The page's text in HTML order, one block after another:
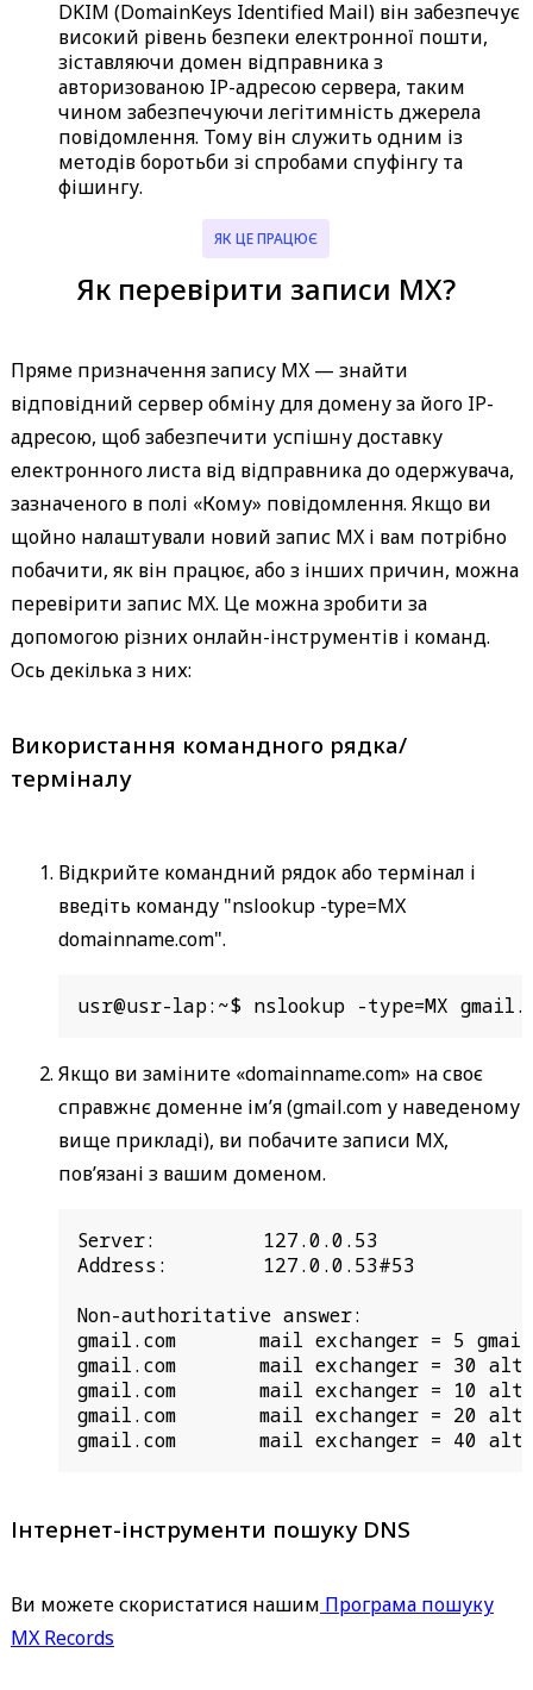
DKIM (DomainKeys Identified Mail) він забезпечує
високий рівень безпеки електронної пошти,
зіставляючи домен відправника з
авторизованою IP-адресою сервера, таким
чином забезпечуючи легітимність джерела
повідомлення. Тому він служить одним із
методів боротьби зі спробами спуфінгу та
фішингу.
ЯК ЦЕ ПРАЦЮЄ
Як перевірити записи MX?
Пряме призначення запису MX — знайти
відповідний сервер обміну для домену за його IP-
адресою, щоб забезпечити успішну доставку
електронного листа від відправника до одержувача,
зазначеного в полі «Кому» повідомлення. Якщо ви
щойно налаштували новий запис MX і вам потрібно
побачити, як він працює, або з інших причин, можна
перевірити запис MX. Це можна зробити за
допомогою різних онлайн-інструментів і команд.
Ось декілька з них:
Використання командного рядка/
терміналу
Відкрийте командний рядок або термінал і
введіть команду "nslookup -type=MX
domainname.com".
usr@usr-lap:~$ nslookup -type=MX
Якщо ви заміните «domainname.com» на своє
справжнє доменне ім’я (gmail.com у наведеному
вище прикладі), ви побачите записи MX,
пов’язані з вашим доменом.
Server:         127.0.0.53
Address:        127.0.0.53#53
Non-authoritative answer:
gmail.com       mail exchanger = 5
gmail.com       mail exchanger = 30
gmail.com       mail exchanger = 10
gmail.com       mail exchanger = 20
gmail.com       mail exchanger = 40
Інтернет-інструменти пошуку DNS
Ви можете скористатися нашим Програма пошуку
MX Records